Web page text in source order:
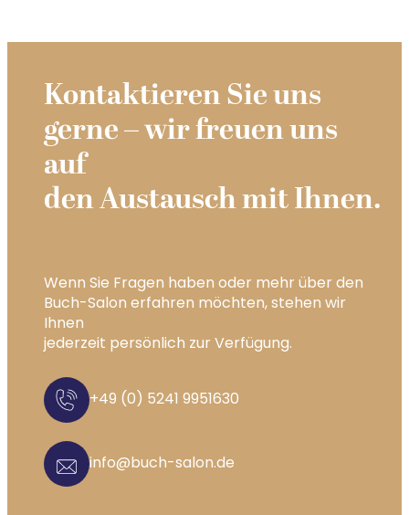
Kontaktieren Sie uns
gerne – wir freuen uns
auf
den Austausch mit Ihnen.
Wenn Sie Fragen haben oder mehr über den
Buch-Salon erfahren möchten, stehen wir
Ihnen
jederzeit persönlich zur Verfügung.
+49 (0) 5241 9951630
info@buch-salon.de